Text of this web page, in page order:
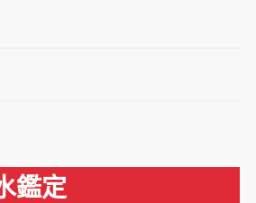
鑑定